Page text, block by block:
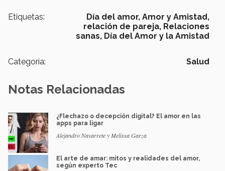
Etiquetas: Día del amor, Amor y Amistad,
relación de pareja, Relaciones
sanas, Día del Amor y la Amistad
Categoría: Salud
Notas Relacionadas
¿Flechazo o decepción digital? El amor en las
apps para ligar
Alejandro Navarrete y Melissa Garza
El arte de amar: mitos y realidades del amor,
según experto Tec